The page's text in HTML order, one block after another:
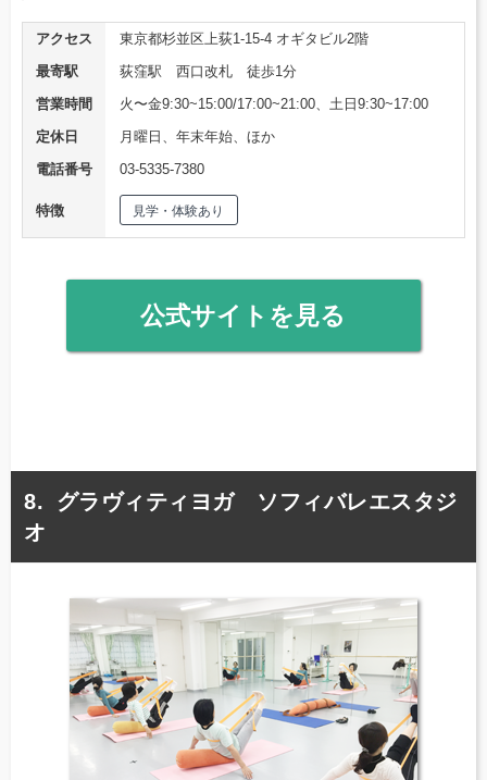
アクセス
東京都杉並区上荻1-15-4 オギタビル2階
最寄駅
荻窪駅 西口改札 徒歩1分
営業時間
火〜金9:30~15:00/17:00~21:00、土日9:30~17:00
定休日
月曜日、年末年始、ほか
電話番号
03-5335-7380
特徴 見学・体験あり
公式サイトを見る
グラヴィティヨガ ソフィバレエスタジ
オ